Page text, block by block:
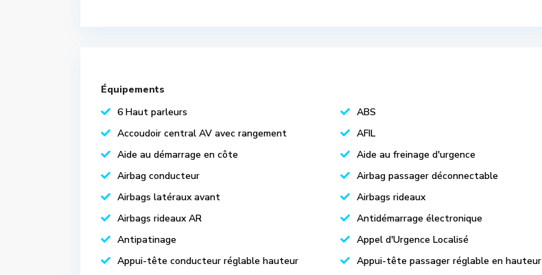
Équipements
6 Haut parleurs
ABS
Accoudoir central AV avec rangement
AFIL
Aide au démarrage en côte
Aide au freinage d'urgence
Airbag conducteur
Airbag passager déconnectable
Airbags latéraux avant
Airbags rideaux
Airbags rideaux AR
Antidémarrage électronique
Antipatinage
Appel d'Urgence Localisé
Appui-tête conducteur réglable hauteur
Appui-tête passager réglable en hauteur